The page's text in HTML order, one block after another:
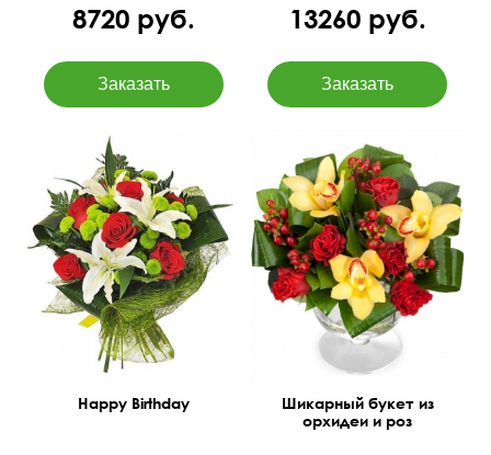
8720 руб. 13260 руб.
Хризантема Филин Грин,
лилия, роза, папоротник,
аспидистра, упаковка
(сизаль).
Happy Birthday
50 см 40 см
Шикарный букет из
орхидеи и роз